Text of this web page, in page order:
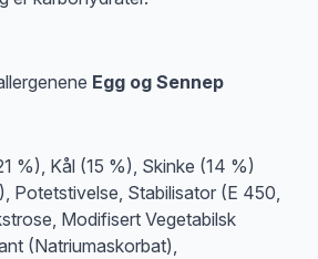
Egg og Sennep
%), Kål (15 %), Skinke (14 %)
Potetstivelse, Stabilisator (E 450,
Modifisert Vegetabilsk
(Natriumaskorbat),